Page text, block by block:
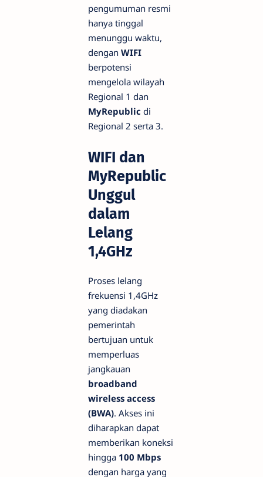
pengumuman resmi
hanya tinggal
menunggu waktu,
dengan WIFI
berpotensi
mengelola wilayah
Regional 1 dan
MyRepublic di
Regional 2 serta 3.
WIFI dan
MyRepublic
Unggul
dalam
Lelang
1,4GHz
Proses lelang
frekuensi 1,4GHz
yang diadakan
pemerintah
bertujuan untuk
memperluas
jangkauan
broadband
wireless access
(BWA). Akses ini
diharapkan dapat
memberikan koneksi
hingga 100 Mbps
dengan harga yang